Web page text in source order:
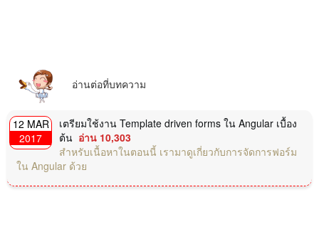
อ่านต่อที่บทความ
12 MAR
2017
เตรียมใช้งาน Template driven forms ใน Angular เบื้อง
ต้น อ่าน 10,303
สำหรับเนื้อหาในตอนนี้ เรามาดูเกี่ยวกับการจัดการฟอร์ม
ใน Angular ด้วย